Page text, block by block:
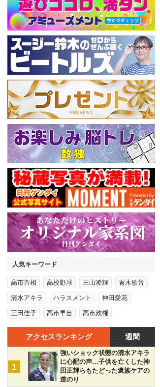
人気キーワード
高市首相 高校野球 三山凌輝 青木歌音
清水アキラ ハラスメント 神田愛花
三田佳子 高市早苗 高市政権
アクセスランキング 週間
1
強いショック状態の清水アキラ
に心配の声…子供を亡くした神
田正輝らもたどった遺族ケアの
道のり